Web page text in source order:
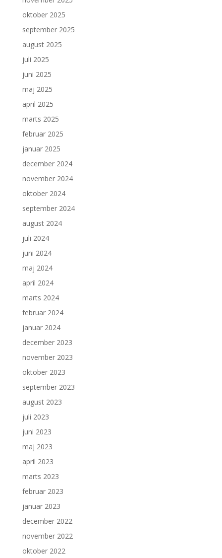
oktober 2025
september 2025
august 2025
juli 2025
juni 2025
maj 2025
april 2025
marts 2025
februar 2025
januar 2025
december 2024
november 2024
oktober 2024
september 2024
august 2024
juli 2024
juni 2024
maj 2024
april 2024
marts 2024
februar 2024
januar 2024
december 2023
november 2023
oktober 2023
september 2023
august 2023
juli 2023
juni 2023
maj 2023
april 2023
marts 2023
februar 2023
januar 2023
december 2022
november 2022
oktober 2022